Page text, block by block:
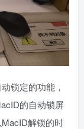
锁定的功能，
的自动锁屏
解锁的时